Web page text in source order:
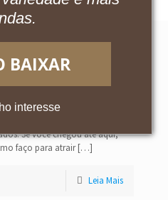
BAIXAR
interesse
Se você chegou até aqui,
faço para atrair[…]
Leia Mais